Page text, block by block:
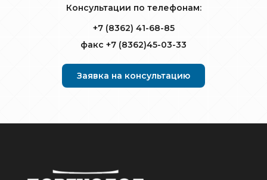
Консультации по телефонам:
+7 (8362) 41-68-85
факс +7 (8362)45-03-33
Заявка на консультацию